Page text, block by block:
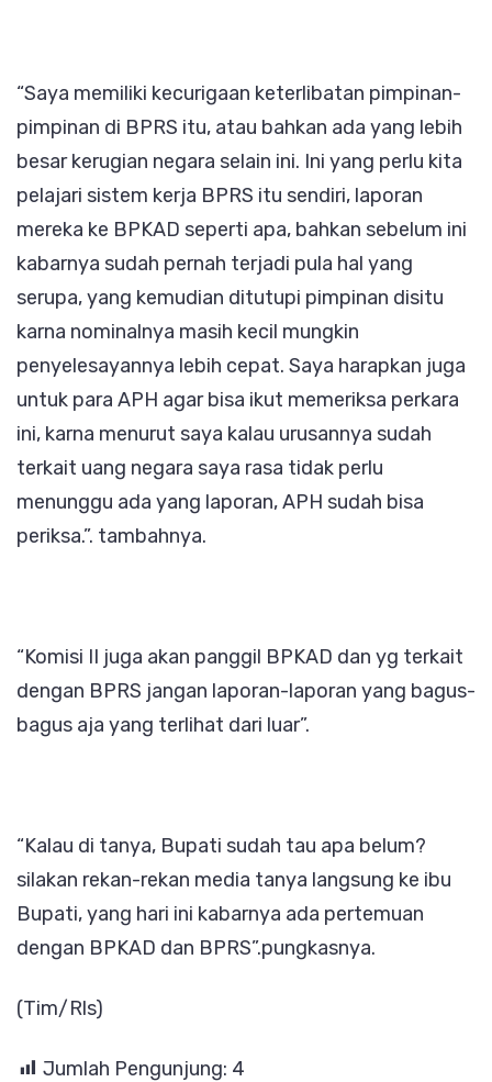
“Saya memiliki kecurigaan keterlibatan pimpinan-
pimpinan di BPRS itu, atau bahkan ada yang lebih
besar kerugian negara selain ini. Ini yang perlu kita
pelajari sistem kerja BPRS itu sendiri, laporan
mereka ke BPKAD seperti apa, bahkan sebelum ini
kabarnya sudah pernah terjadi pula hal yang
serupa, yang kemudian ditutupi pimpinan disitu
karna nominalnya masih kecil mungkin
penyelesayannya lebih cepat. Saya harapkan juga
untuk para APH agar bisa ikut memeriksa perkara
ini, karna menurut saya kalau urusannya sudah
terkait uang negara saya rasa tidak perlu
menunggu ada yang laporan, APH sudah bisa
periksa.”. tambahnya.
“Komisi II juga akan panggil BPKAD dan yg terkait
dengan BPRS jangan laporan-laporan yang bagus-
bagus aja yang terlihat dari luar”.
“Kalau di tanya, Bupati sudah tau apa belum?
silakan rekan-rekan media tanya langsung ke ibu
Bupati, yang hari ini kabarnya ada pertemuan
dengan BPKAD dan BPRS”.pungkasnya.
(Tim/Rls)
Jumlah Pengunjung: 4